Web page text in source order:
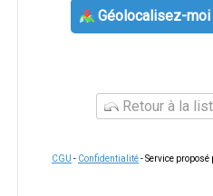
Géolocalisez-moi
Retour à la
CGU - Confidentialité- Service proposé